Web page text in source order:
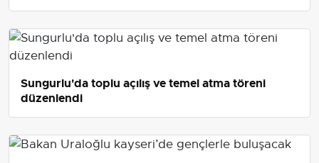
Sungurlu'da toplu açılış ve temel atma töreni
düzenlendi